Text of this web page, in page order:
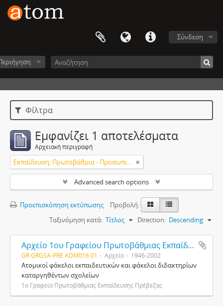
Σύνδεση
Φίλτρα
Εμφανίζει 1 αποτελέσματα
Αρχειακή περιγραφή
Εκπαίδευση, Πρωτοβάθμια - Προσωπικό
Advanced search options
Προεπισκόπηση εκτύπωσης
Προβολή:
Ταξινόμηση κατά: Τίτλος Direction: Descending
Αρχείο 1ου Γραφείου Πρωτοβάθμιας Εκπαίδευσης Πρέβεζας
GR GRGSA-PRE ADM016.01 Αρχείο 1946-2002
Ατομικοί φάκελοι εκπαιδευτικών και φάκελοι διδακτηρίων
καταργηθέντων σχολείων
1ο Γραφείο Πρωτοβάθμιας Εκπαίδευσης Πρέβεζας